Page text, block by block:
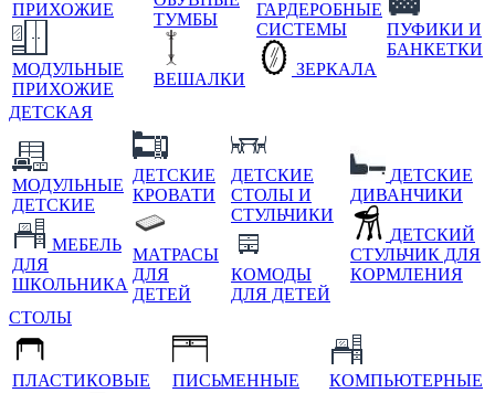
ПРИХОЖИЕ
МОДУЛЬНЫЕ
ПРИХОЖИЕ
ТУМБЫ
ВЕШАЛКИ
ГАРДЕРОБНЫЕ
СИСТЕМЫ
ЗЕРКАЛА
ПУФИКИ И
БАНКЕТКИ
ДЕТСКАЯ
МОДУЛЬНЫЕ
ДЕТСКИЕ
МЕБЕЛЬ
ДЛЯ
ШКОЛЬНИКА
ДЕТСКИЕ
КРОВАТИ
МАТРАСЫ
ДЛЯ
ДЕТЕЙ
ДЕТСКИЕ
СТОЛЫ И
СТУЛЬЧИКИ
КОМОДЫ
ДЛЯ ДЕТЕЙ
ДЕТСКИЕ
ДИВАНЧИКИ
ДЕТСКИЙ
СТУЛЬЧИК ДЛЯ
КОРМЛЕНИЯ
СТОЛЫ
ПЛАСТИКОВЫЕ ПИСЬМЕННЫЕ КОМПЬЮТЕРНЫЕ